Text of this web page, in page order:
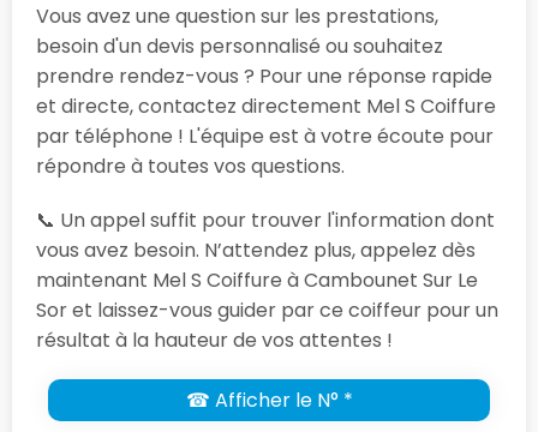
Vous avez une question sur les prestations,
besoin d'un devis personnalisé ou souhaitez
prendre rendez-vous ? Pour une réponse rapide
et directe, contactez directement Mel S Coiffure
par téléphone ! L'équipe est à votre écoute pour
répondre à toutes vos questions.
📞 Un appel suffit pour trouver l'information dont
vous avez besoin. N’attendez plus, appelez dès
maintenant Mel S Coiffure à Cambounet Sur Le
Sor et laissez-vous guider par ce coiffeur pour un
résultat à la hauteur de vos attentes !
☎ Afficher le N° *